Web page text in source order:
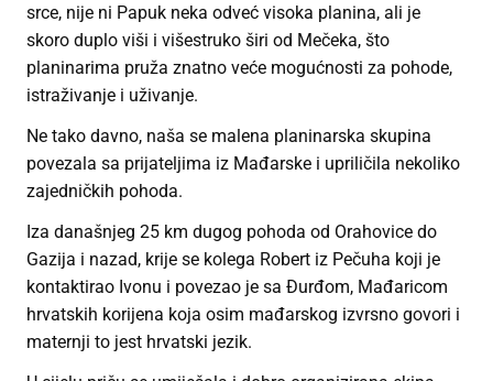
srce, nije ni Papuk neka odveć visoka planina, ali je
skoro duplo viši i višestruko širi od Mečeka, što
planinarima pruža znatno veće mogućnosti za pohode,
istraživanje i uživanje.
Ne tako davno, naša se malena planinarska skupina
povezala sa prijateljima iz Mađarske i upriličila nekoliko
zajedničkih pohoda.
Iza današnjeg 25 km dugog pohoda od Orahovice do
Gazija i nazad, krije se kolega Robert iz Pečuha koji je
kontaktirao Ivonu i povezao je sa Đurđom, Mađaricom
hrvatskih korijena koja osim mađarskog izvrsno govori i
maternji to jest hrvatski jezik.